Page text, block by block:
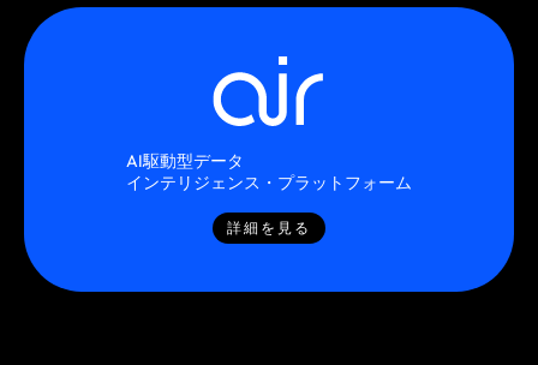
AI駆動型データ
インテリジェンス・プラットフォーム
詳細を見る